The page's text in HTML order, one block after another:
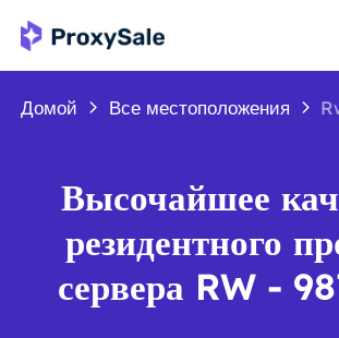
Домой Все местоположения
Высочайшее
резидентного
сервера RW -